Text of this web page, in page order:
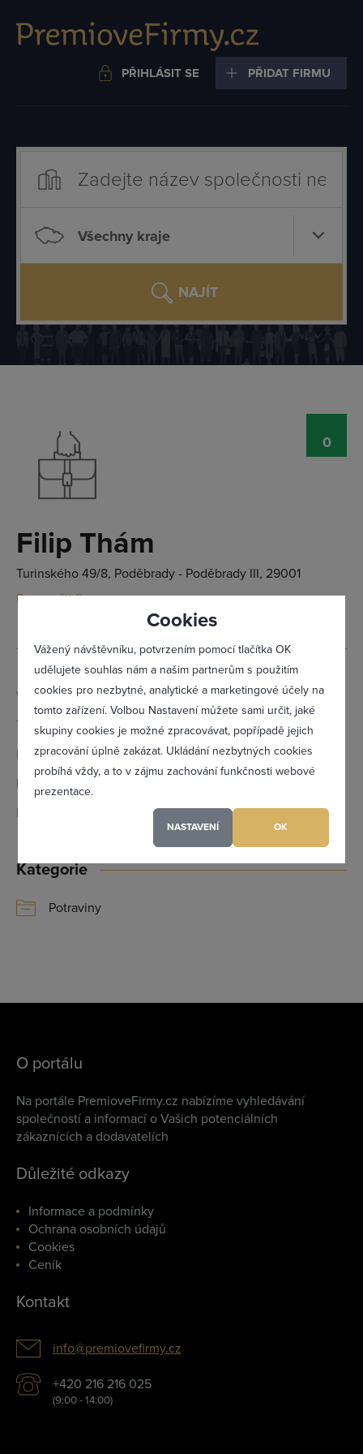
Cookies
Vážený návštěvníku, potvrzením pomocí tlačítka OK
udělujete souhlas nám a našim partnerům s použitím
cookies pro nezbytné, analytické a marketingové účely na
tomto zařízení. Volbou Nastavení můžete sami určit, jaké
skupiny cookies je možné zpracovávat, popřípadě jejich
zpracování úplně zakázat. Ukládání nezbytných cookies
probíhá vždy, a to v zájmu zachování funkčnosti webové
prezentace.
NASTAVENÍ OK
PŘIHLÁSIT SE PŘIDAT FIRMU
Všechny kraje
NAJÍT
Filip Thám
Turinského 49/8, Poděbrady - Poděbrady III, 29001
Doporučit firmu
0
Web:
www.cukrarna-milano.cz/
Telefon:
603 149 522
Email:
cukrarnamilano@seznam.cz
IČ:
DIČ:
CZ9707221073
Kategorie
Potraviny
O portálu
Na portále PremioveFirmy.cz nabízíme vyhledávání
společností a informací o Vašich potenciálních
zákaznících a dodavatelích
Důležité odkazy
Informace a podmínky
Ochrana osobních údajů
Cookies
Ceník
Kontakt
info@premiovefirmy.cz
+420 216 216 025
(9:00 - 14:00)
Zapomněl(a) jsem heslo
Registrovat se
Maximální zviditelnění ve výpisu firem